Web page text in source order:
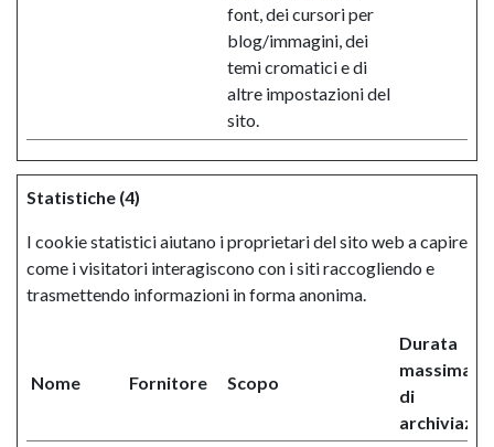
font, dei cursori per
blog/immagini, dei
temi cromatici e di
altre impostazioni del
sito.
Statistiche (4)
I cookie statistici aiutano i proprietari del sito web a capire
come i visitatori interagiscono con i siti raccogliendo e
trasmettendo informazioni in forma anonima.
Nome Fornitore Scopo
Durata
massima
di